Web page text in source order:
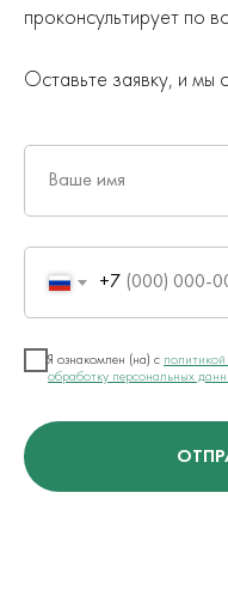
проконсультирует по
Оставьте заявку, и мы
Ваше имя
+7
Я ознакомлен (на) с
обработку персональных